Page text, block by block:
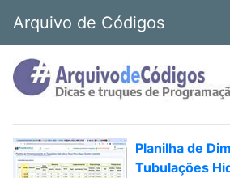
Arquivo de Códigos
Planilha de
Tubulações